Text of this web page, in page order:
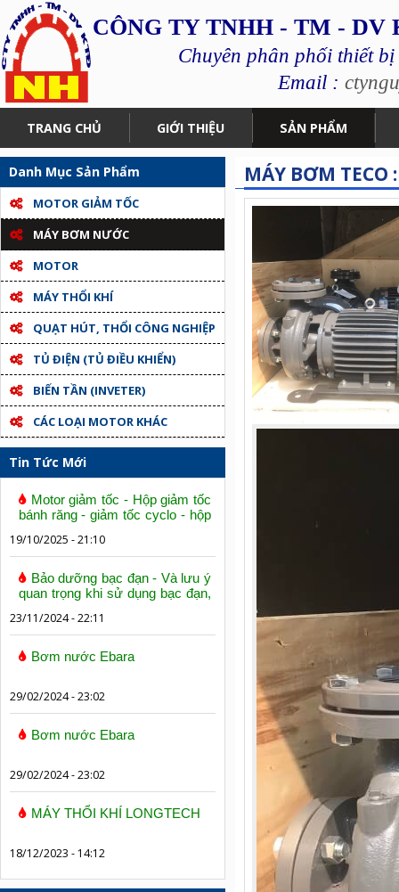
CÔNG TY TNHH - TM -
Chuyên phân phối thiết
Email :
TRANG CHỦ GIỚI THIỆU SẢN PHẨM
Danh Mục Sản Phẩm
MOTOR GIẢM TỐC
MÁY BƠM NƯỚC
MOTOR
MÁY THỔI KHÍ
QUẠT HÚT, THỔI CÔNG NGHIỆP
TỦ ĐIỆN (TỦ ĐIỀU KHIỂN)
BIẾN TẦN (INVETER)
CÁC LOẠI MOTOR KHÁC
Tin Tức Mới
Motor giảm tốc - Hộp giảm tốc
bánh răng - giảm tốc cyclo - hộp
19/10/2025 - 21:10
Bảo dưỡng bạc đạn - Và lưu ý
quan trọng khi sử dụng bạc đạn,
23/11/2024 - 22:11
Bơm nước Ebara
29/02/2024 - 23:02
Bơm nước Ebara
29/02/2024 - 23:02
MÁY THỔI KHÍ LONGTECH
18/12/2023 - 14:12
MÁY BƠM TECO